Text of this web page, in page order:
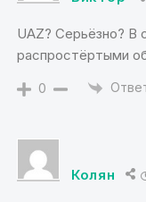
UAZ? Серьёзно? В
распростёртыми
0
Колян